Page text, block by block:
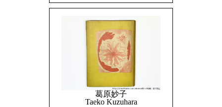
葛原妙子
Taeko Kuzuhara